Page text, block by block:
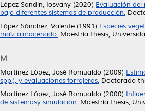
López Sandin, Iosvany (2020) Evaluación del
bajo diferentes sistemas de producción.
López Sánchez, Valente (1991) Especies
maíz almacenado. Maestría thesis,
M
Martínez López, José Romualdo (2009)
spp.), y evaluaciones forrajeras. Doctorado
Martínez López, José Romualdo (2000)
de sistemasy simulación. Maestría thesis,